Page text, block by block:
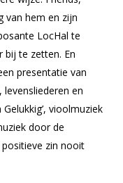
van hem en zijn
LocHal te
bij te zetten. En
presentatie van
en
vioolmuziek
door de
zin nooit